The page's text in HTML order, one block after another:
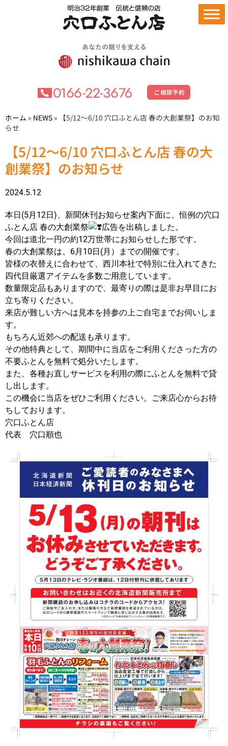
ホーム » NEWS »
【5/12～6/10 穴口ふとん店 春の大創業祭】のお知
らせ
【5/12～6/10 穴口ふとん店 春の大
創業祭】のお知らせ
2024.5.12
本日(5月12日)、新聞休刊お知らせ案内下面に、恒例の穴口
ふとん店 春の大創業祭
広告を出稿しました。
今回は道北一円の約12万世帯にお知らせした形です。
春の大創業祭は、6月10日(月）までの開催です。
皆様の衣替えに合わせて、西川本社で特別に仕入れてきた
四代目厳選アイテムを多数ご用意しています。
数量限定品もありますので、最寄りの際は是非お早目にお
立ち寄りください。
来店が難しい方へは見本を持参の上ご自宅までお伺いしま
す。
もちろん近郊への配送も承ります。
その他特典として、期間中に当店をご利用くださった方の
不要ふとんを無料で処分いたします。
また、各種お直しサービスを利用の際にふとんを無料で貸
し出します。
この機会に当店をぜひご利用ください。ご来店心からお待
ちしております。
穴口ふとん店
代表 穴口順也